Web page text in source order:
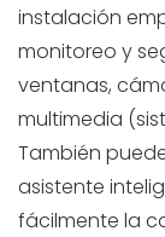
instalación
monitoreo y
ventanas,
multimedia
También
asistente
fácilmente la